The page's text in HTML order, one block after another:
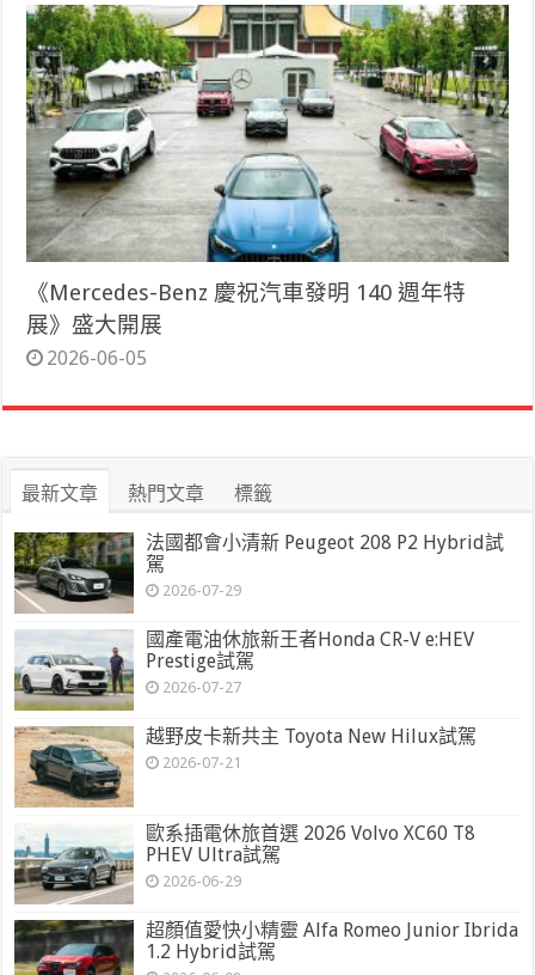
《Mercedes-Benz 慶祝汽車發明 140 週年特
展》盛大開展
2026-06-05
最新文章 熱門文章 標籤
法國都會小清新 Peugeot 208 P2 Hybrid試
駕
2026-07-29
國產電油休旅新王者Honda CR-V e:HEV
Prestige試駕
2026-07-27
越野皮卡新共主 Toyota New Hilux試駕
2026-07-21
歐系插電休旅首選 2026 Volvo XC60 T8
PHEV Ultra試駕
2026-06-29
超顏值愛快小精靈 Alfa Romeo Junior Ibrida
1.2 Hybrid試駕